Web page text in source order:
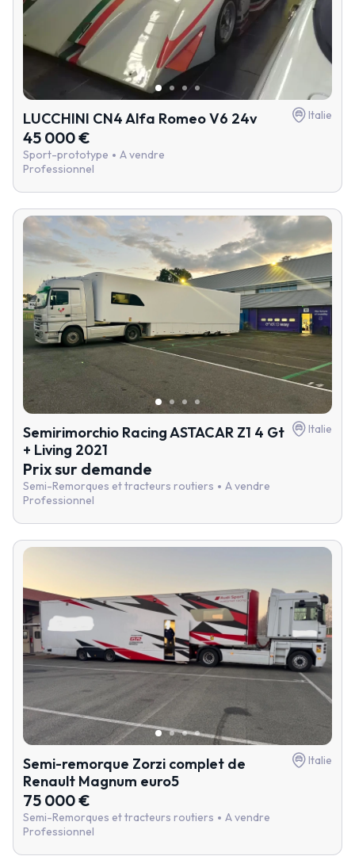
LUCCHINI CN4 Alfa Romeo V6 24v Italie
45 000 €
Sport-prototype
A vendre
Professionnel
Semirimorchio Racing ASTACAR Z1 4 Gt
+ Living 2021
Italie
Prix sur demande
Semi-Remorques et tracteurs routiers
A vendre
Professionnel
Semi-remorque Zorzi complet de
Renault Magnum euro5
Italie
75 000 €
Semi-Remorques et tracteurs routiers
A vendre
Professionnel